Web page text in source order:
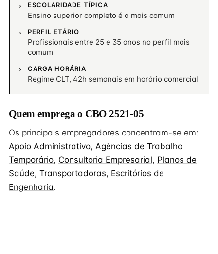
ESCOLARIDADE TÍPICA
Ensino superior completo é a mais comum
PERFIL ETÁRIO
Profissionais entre 25 e 35 anos no perfil mais
comum
CARGA HORÁRIA
Regime CLT, 42h semanais em horário comercial
Quem emprega o CBO 2521-05
Os principais empregadores concentram-se em:
Apoio Administrativo, Agências de Trabalho
Temporário, Consultoria Empresarial, Planos de
Saúde, Transportadoras, Escritórios de
Engenharia.